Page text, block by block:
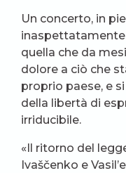
Un concerto, in
inaspettatamente
quella che da
dolore a ciò che
proprio paese, e
della libertà di
irriducibile.
«Il ritorno del
Ivaščenko e